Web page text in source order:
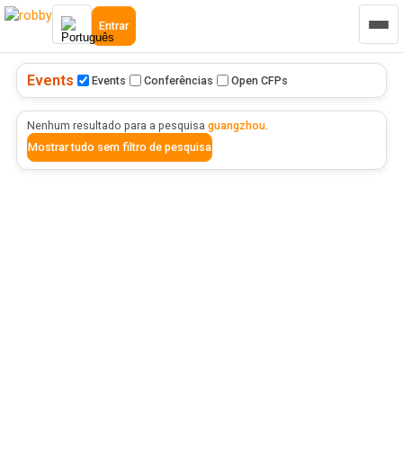
Entrar
Events Events Conferências Open CFPs
Nenhum resultado para a pesquisa guangzhou.
Mostrar tudo sem filtro de pesquisa